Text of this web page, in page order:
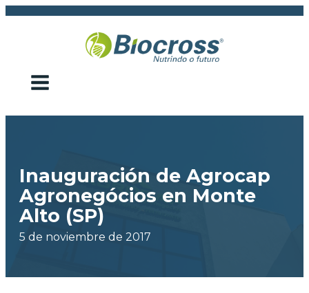
Inauguración de Agrocap
Agronegócios en Monte
Alto (SP)
5 de noviembre de 2017